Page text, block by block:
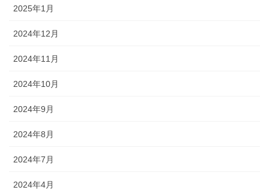
2025年1月
2024年12月
2024年11月
2024年10月
2024年9月
2024年8月
2024年7月
2024年4月